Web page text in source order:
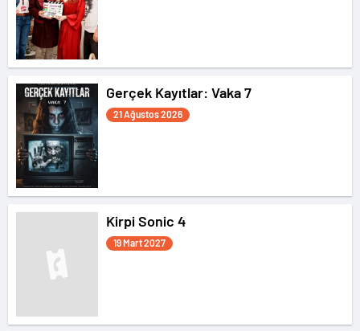
Gerçek Kayıtlar: Vaka 7
21 Ağustos 2026
Kirpi Sonic 4
19 Mart 2027